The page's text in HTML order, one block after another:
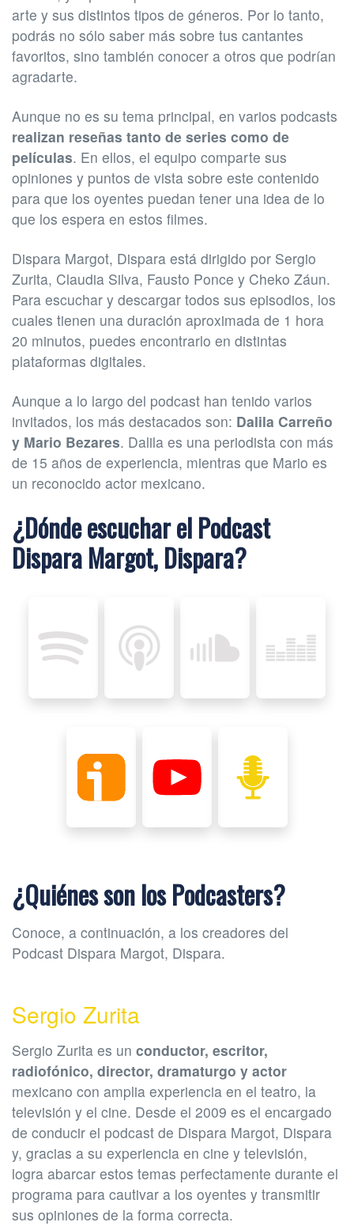
arte y sus distintos tipos de géneros. Por lo tanto,
podrás no sólo saber más sobre tus cantantes
favoritos, sino también conocer a otros que podrían
agradarte.
Aunque no es su tema principal, en varios podcasts
realizan reseñas tanto de series como de
películas. En ellos, el equipo comparte sus
opiniones y puntos de vista sobre este contenido
para que los oyentes puedan tener una idea de lo
que los espera en estos filmes.
Dispara Margot, Dispara está dirigido por Sergio
Zurita, Claudia Silva, Fausto Ponce y Cheko Záun.
Para escuchar y descargar todos sus episodios, los
cuales tienen una duración aproximada de 1 hora
20 minutos, puedes encontrarlo en distintas
plataformas digitales.
Aunque a lo largo del podcast han tenido varios
invitados, los más destacados son: Dalila Carreño
y Mario Bezares. Dalila es una periodista con más
de 15 años de experiencia, mientras que Mario es
un reconocido actor mexicano.
¿Dónde escuchar el Podcast
Dispara Margot, Dispara?
¿Quiénes son los Podcasters?
Conoce, a continuación, a los creadores del
Podcast Dispara Margot, Dispara.
Sergio Zurita
Sergio Zurita es un conductor, escritor,
radiofónico, director, dramaturgo y actor
mexicano con amplia experiencia en el teatro, la
televisión y el cine. Desde el 2009 es el encargado
de conducir el podcast de Dispara Margot, Dispara
y, gracias a su experiencia en cine y televisión,
logra abarcar estos temas perfectamente durante el
programa para cautivar a los oyentes y transmitir
sus opiniones de la forma correcta.